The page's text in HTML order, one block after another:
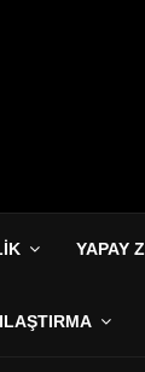
YAPAY